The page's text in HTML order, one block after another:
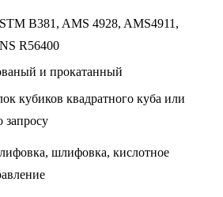
B381, AMS 4928, AMS4911,
R56400
и прокатанный
кубиков квадратного куба или
запросу
шлифовка, кислотное